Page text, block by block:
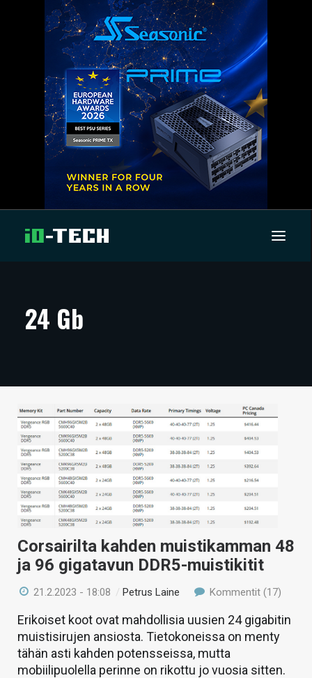
ARTIKKELIT
TECHBBS
TIETOA
HINTA.FI
KAUPPA
VAIHDA TEEMA
24 Gb
Corsairilta kahden muistikamman 48
ja 96 gigatavun DDR5-muistikitit
21.2.2023 - 18:08 /Petrus Laine Kommentit (17)
Erikoiset koot ovat mahdollisia uusien 24 gigabitin
muistisirujen ansiosta. Tietokoneissa on menty
tähän asti kahden potensseissa, mutta
mobiilipuolella perinne on rikottu jo vuosia sitten.